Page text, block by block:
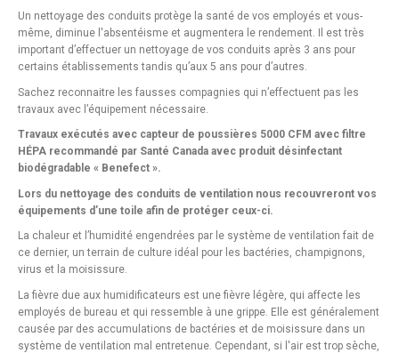
Un nettoyage des conduits protège la santé de vos employés et vous-
même, diminue l'absentéisme et augmentera le rendement. Il est très
important d’effectuer un nettoyage de vos conduits après 3 ans pour
certains établissements tandis qu’aux 5 ans pour d’autres.
Sachez reconnaitre les fausses compagnies qui n’effectuent pas les
travaux avec l’équipement nécessaire.
Travaux exécutés avec capteur de poussières 5000 CFM avec filtre
HÉPA recommandé par Santé Canada avec produit désinfectant
biodégradable « Benefect ».
Lors du nettoyage des conduits de ventilation nous recouvreront vos
équipements d’une toile afin de protéger ceux-ci.
La chaleur et l’humidité engendrées par le système de ventilation fait de
ce dernier, un terrain de culture idéal pour les bactéries, champignons,
virus et la moisissure.
La fièvre due aux humidificateurs est une fièvre légère, qui affecte les
employés de bureau et qui ressemble à une grippe. Elle est généralement
causée par des accumulations de bactéries et de moisissure dans un
système de ventilation mal entretenue. Cependant, si l'air est trop sèche,